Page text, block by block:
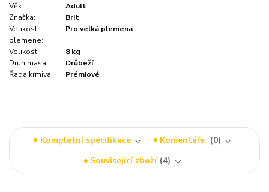
Věk:
Adult
Značka:
Brit
Velikost
plemene:
Pro velká plemena
Velikost:
8 kg
Druh masa:
Drůbeží
Řada krmiva:
Prémiové
Kompletní specifikace Komentáře
0
Související zboží 4